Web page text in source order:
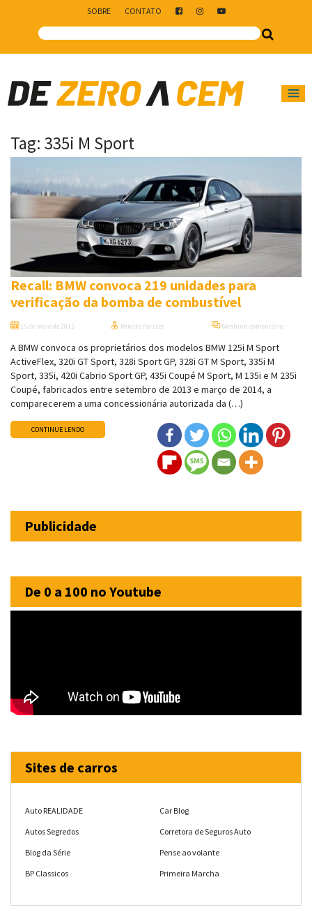
SOBRE CONTATO
Main Navigation
Tag: 335i M Sport
Recall: BMW convoca 219 unidades para
verificação da bomba de combustível
15 de maio de 2015 Renato Parizzi Nenhum comentário
A BMW convoca os proprietários dos modelos BMW 125i M Sport
ActiveFlex, 320i GT Sport, 328i Sport GP, 328i GT M Sport, 335i M
Sport, 335i, 420i Cabrio Sport GP, 435i Coupé M Sport, M 135i e M 235i
Coupé, fabricados entre setembro de 2013 e março de 2014, a
comparecerem a uma concessionária autorizada da (…)
CONTINUE LENDO
Publicidade
De 0 a 100 no Youtube
Sites de carros
Auto REALIDADE
Autos Segredos
Blog da Série
BP Classicos
Car Blog
Corretora de Seguros Auto
Pense ao volante
Primeira Marcha